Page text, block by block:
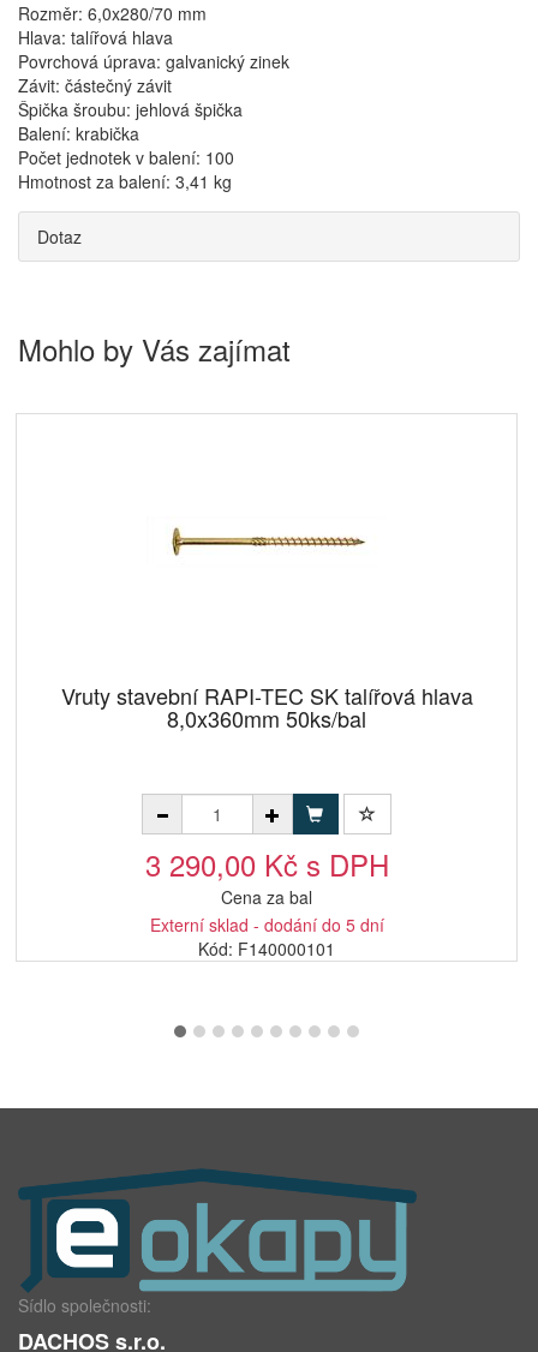
Rozměr: 6,0x280/70 mm
Hlava: talířová hlava
Povrchová úprava: galvanický zinek
Závit: částečný závit
Špička šroubu: jehlová špička
Balení: krabička
Počet jednotek v balení: 100
Hmotnost za balení: 3,41 kg
Dotaz
Mohlo by Vás zajímat
Vruty stavební RAPI-TEC SK talířová hlava
8,0x360mm 50ks/bal
3 290,00 Kč s DPH
Cena za bal
Externí sklad - dodání do 5 dní
Kód: F140000101
Sídlo společnosti:
DACHOS s.r.o.